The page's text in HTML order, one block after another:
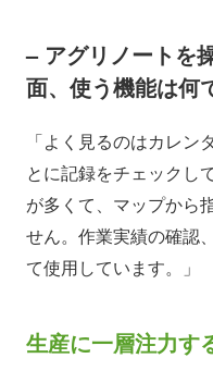
– アグリノートを
面、使う機能は何
「よく見るのはカレ
とに記録をチェックし
が多くて、マップから
せん。作業実績の確認
て使用しています。」
生産に一層注力す